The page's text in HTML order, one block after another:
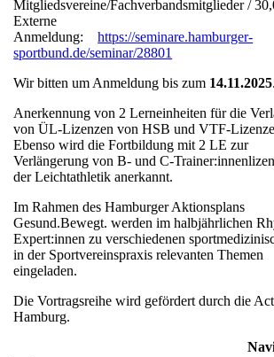
Mitgliedsvereine/Fachverbandsmitglieder /
Externe
Anmeldung:https://seminare.hamburger-
sportbund.de/seminar/28801
Wir bitten um Anmeldung bis zum 14.11.2025.
Anerkennung von 2 Lerneinheiten für die
von ÜL-Lizenzen von HSB und VTF-
Ebenso wird die Fortbildung mit 2 LE zur
Verlängerung von B- und C-
der Leichtathletik anerkannt.
Im Rahmen des Hamburger Aktionsplans
Gesund.Bewegt. werden im halbjährlichen
Expert:innen zu verschiedenen
in der Sportvereinspraxis relevanten Themen
eingeladen.
Die Vortragsreihe wird gefördert durch die
Hamburg.